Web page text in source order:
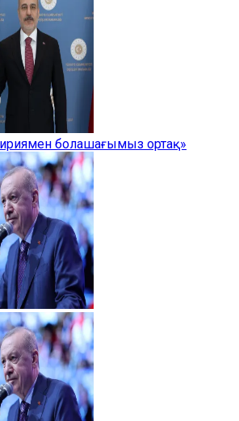
болашағымыз ортақ»